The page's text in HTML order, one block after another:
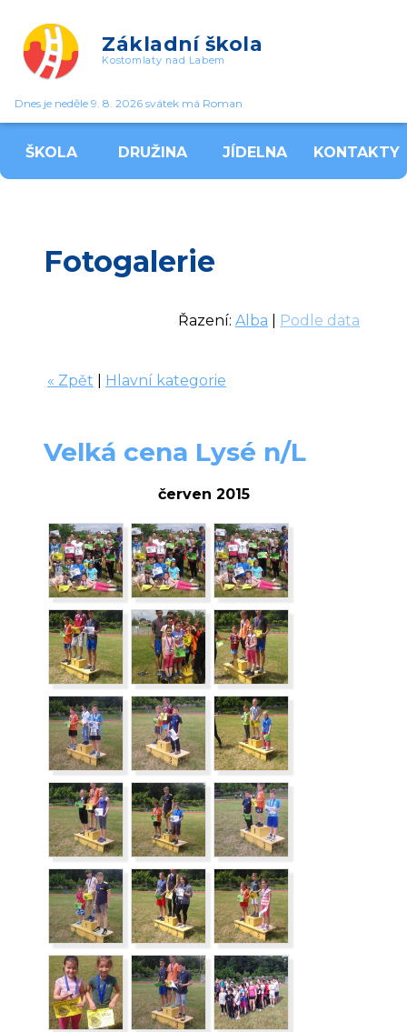
Základní škola
Kostomlaty nad Labem
Dnes je neděle 9. 8. 2026 svátek má Roman
ŠKOLA DRUŽINA JÍDELNA KONTAKTY
Fotogalerie
Řazení: Alba Podle data
« Zpět Hlavní kategorie
Velká cena Lysé n/L
červen 2015